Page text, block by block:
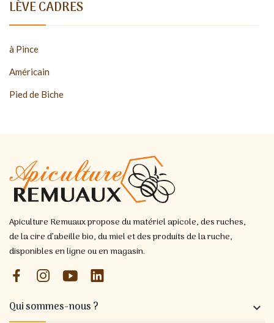
LÈVE CADRES
à Pince
Américain
Pied de Biche
Apiculture Remuaux propose du matériel apicole, des ruches,
de la cire d’abeille bio, du miel et des produits de la ruche,
disponibles en ligne ou en magasin.
Qui sommes-nous ? 